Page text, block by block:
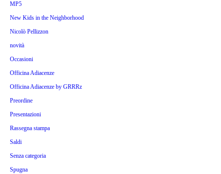
MP5
New Kids in the Neighborhood
Nicolò Pellizzon
novità
Occasioni
Officina Adiacenze
Officina Adiacenze by GRRRz
Preordine
Presentazioni
Rassegna stampa
Saldi
Senza categoria
Spugna